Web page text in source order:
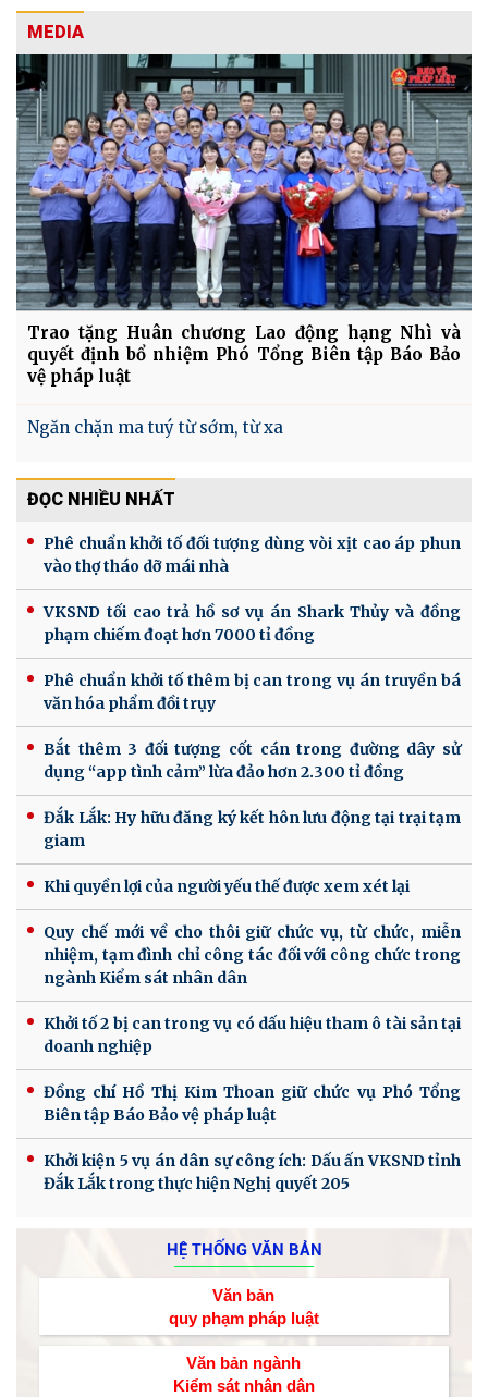
MEDIA
Trao tặng Huân chương Lao động hạng Nhì và
quyết định bổ nhiệm Phó Tổng Biên tập Báo Bảo
vệ pháp luật
Ngăn chặn ma tuý từ sớm, từ xa
ĐỌC NHIỀU NHẤT
Phê chuẩn khởi tố đối tượng dùng vòi xịt cao áp phun
vào thợ tháo dỡ mái nhà
VKSND tối cao trả hồ sơ vụ án Shark Thủy và đồng
phạm chiếm đoạt hơn 7000 tỉ đồng
Phê chuẩn khởi tố thêm bị can trong vụ án truyền bá
văn hóa phẩm đồi trụy
Bắt thêm 3 đối tượng cốt cán trong đường dây sử
dụng “app tình cảm” lừa đảo hơn 2.300 tỉ đồng
Đắk Lắk: Hy hữu đăng ký kết hôn lưu động tại trại tạm
giam
Khi quyền lợi của người yếu thế được xem xét lại
Quy chế mới về cho thôi giữ chức vụ, từ chức, miễn
nhiệm, tạm đình chỉ công tác đối với công chức trong
ngành Kiểm sát nhân dân
Khởi tố 2 bị can trong vụ có dấu hiệu tham ô tài sản tại
doanh nghiệp
Đồng chí Hồ Thị Kim Thoan giữ chức vụ Phó Tổng
Biên tập Báo Bảo vệ pháp luật
Khởi kiện 5 vụ án dân sự công ích: Dấu ấn VKSND tỉnh
Đắk Lắk trong thực hiện Nghị quyết 205
HỆ THỐNG VĂN BẢN
Văn bản
quy phạm pháp luật
Văn bản ngành
Kiểm sát nhân dân